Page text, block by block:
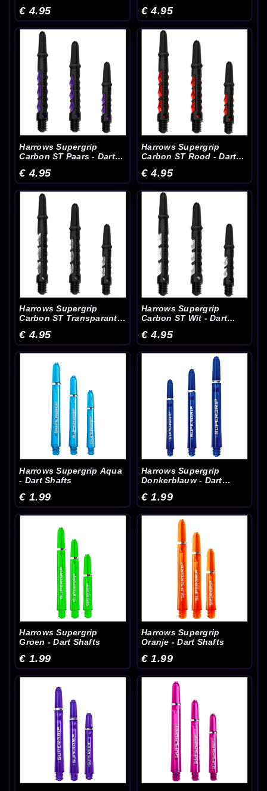
€ 4.95 € 4.95
Harrows Supergrip
Carbon ST Paars - Dart
€ 4.95
Harrows Supergrip
Carbon ST Rood - Dart
€ 4.95
Harrows Supergrip
Carbon ST Transparant -
€ 4.95
Harrows Supergrip
Carbon ST Wit - Dart
€ 4.95
Harrows Supergrip Aqua
- Dart Shafts
€ 1.99
Harrows Supergrip
Donkerblauw - Dart
€ 1.99
Harrows Supergrip
Groen - Dart Shafts
€ 1.99
Harrows Supergrip
Oranje - Dart Shafts
€ 1.99